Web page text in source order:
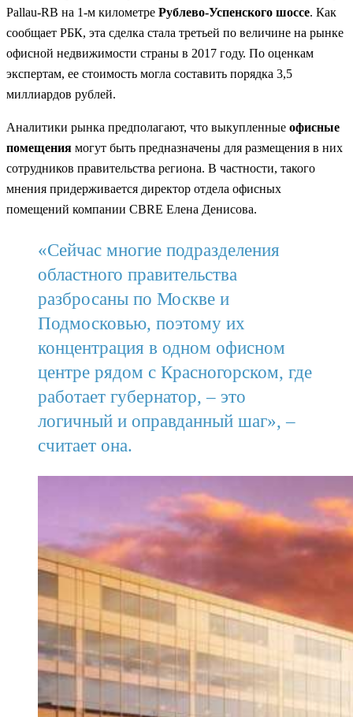
Pallau-RB на 1-м километре Рублево-Успенского шоссе. Как
сообщает РБК, эта сделка стала третьей по величине на рынке
офисной недвижимости страны в 2017 году. По оценкам
экспертам, ее стоимость могла составить порядка 3,5
миллиардов рублей.
Аналитики рынка предполагают, что выкупленные офисные
помещения могут быть предназначены для размещения в них
сотрудников правительства региона. В частности, такого
мнения придерживается директор отдела офисных
помещений компании CBRE Елена Денисова.
«Сейчас многие подразделения
областного правительства
разбросаны по Москве и
Подмосковью, поэтому их
концентрация в одном офисном
центре рядом с Красногорском, где
работает губернатор, – это
логичный и оправданный шаг», –
считает она.